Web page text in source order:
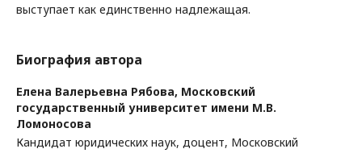
выступает как единственно надлежащая.
Биография автора
Елена Валерьевна Рябова, Московский
государственный университет имени М.В.
Ломоносова
Кандидат юридических наук, доцент, Московский